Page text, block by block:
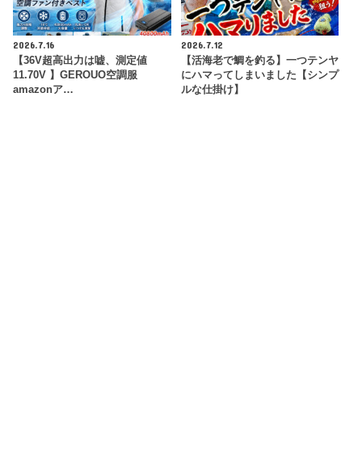
2026.7.16
【36V超高出力は嘘、測定値
11.70V 】GEROUO空調服
amazonア…
2026.7.12
【活海老で鯛を釣る】一つテンヤ
にハマってしまいました【シンプ
ルな仕掛け】